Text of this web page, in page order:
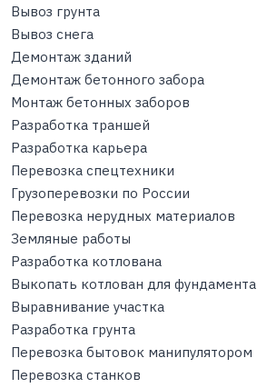
Вывоз грунта
Вывоз снега
Демонтаж зданий
Демонтаж бетонного забора
Монтаж бетонных заборов
Разработка траншей
Разработка карьера
Перевозка спецтехники
Грузоперевозки по России
Перевозка нерудных материалов
Земляные работы
Разработка котлована
Выкопать котлован для фундамента
Выравнивание участка
Разработка грунта
Перевозка бытовок манипулятором
Перевозка станков